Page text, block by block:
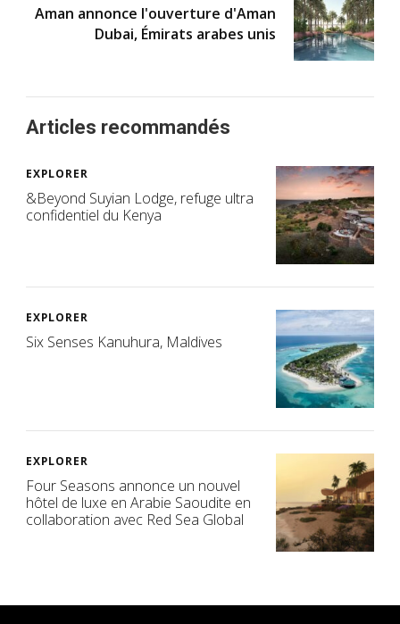
Aman annonce l'ouverture d'Aman
Dubai, Émirats arabes unis
Articles recommandés
EXPLORER
&Beyond Suyian Lodge, refuge ultra
confidentiel du Kenya
EXPLORER
Six Senses Kanuhura, Maldives
EXPLORER
Four Seasons annonce un nouvel
hôtel de luxe en Arabie Saoudite en
collaboration avec Red Sea Global